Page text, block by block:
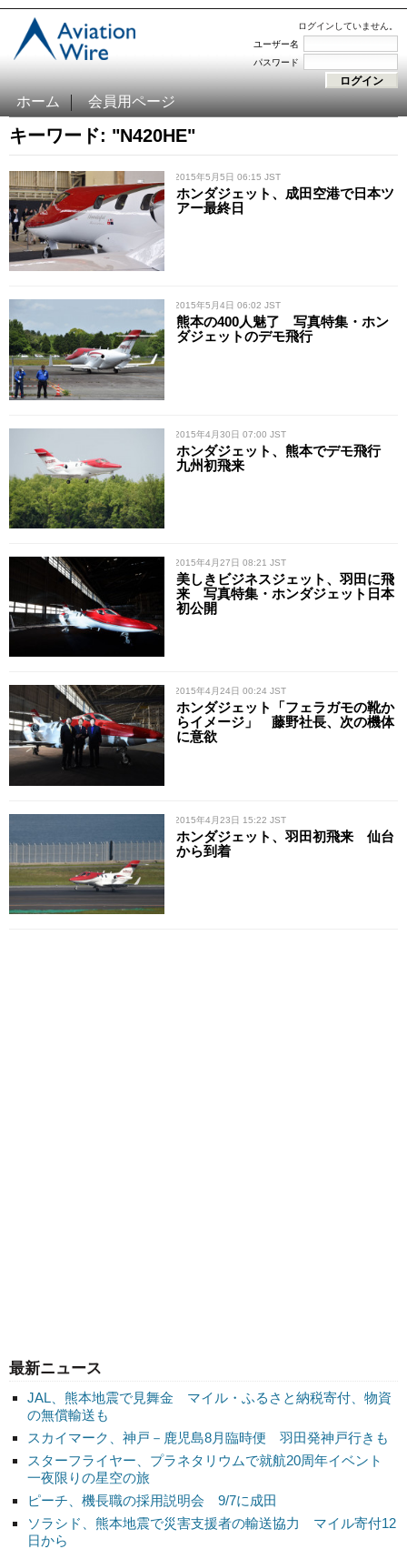
ログインしていません。
ユーザー名
パスワード
ホーム 会員用ページ
キーワード: "N420HE"
/ 2015年5月5日 06:15 JST
ホンダジェット、成田空港で日本ツ
アー最終日
/ 2015年5月4日 06:02 JST
熊本の400人魅了 写真特集・ホン
ダジェットのデモ飛行
/ 2015年4月30日 07:00 JST
ホンダジェット、熊本でデモ飛行
九州初飛来
/ 2015年4月27日 08:21 JST
美しきビジネスジェット、羽田に飛
来 写真特集・ホンダジェット日本
初公開
/ 2015年4月24日 00:24 JST
ホンダジェット「フェラガモの靴か
らイメージ」 藤野社長、次の機体
に意欲
/ 2015年4月23日 15:22 JST
ホンダジェット、羽田初飛来 仙台
から到着
最新ニュース
JAL、熊本地震で見舞金 マイル・ふるさと納税寄付、物資
の無償輸送も
スカイマーク、神戸－鹿児島8月臨時便 羽田発神戸行きも
スターフライヤー、プラネタリウムで就航20周年イベント
一夜限りの星空の旅
ピーチ、機長職の採用説明会 9/7に成田
ソラシド、熊本地震で災害支援者の輸送協力 マイル寄付12
日から